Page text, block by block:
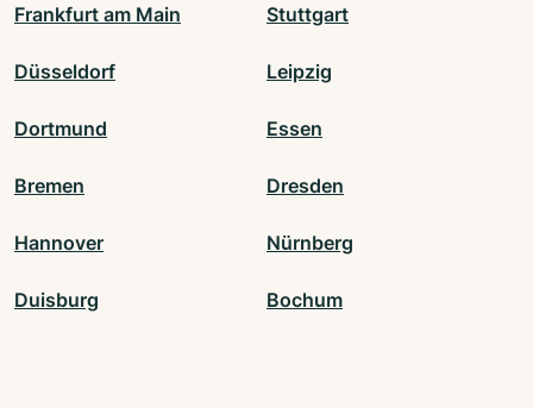
Frankfurt am Main Stuttgart
Düsseldorf Leipzig
Dortmund Essen
Bremen Dresden
Hannover Nürnberg
Duisburg Bochum